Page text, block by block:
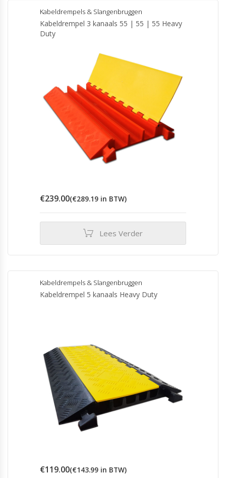
Kabeldrempels & Slangenbruggen
Kabeldrempel 3 kanaals 55 | 55 | 55 Heavy
Duty
€239.00(€289.19 in BTW)
Lees Verder
Kabeldrempels & Slangenbruggen
Kabeldrempel 5 kanaals Heavy Duty
€119.00(€143.99 in BTW)